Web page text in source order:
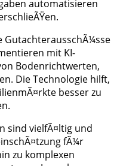
automatisieren
GutachterausschÃ¼sse
mit KI-
Bodenrichtwerten,
Die Technologie hilft,
besser zu
sind vielfÃ¤ltig und
fÃ¼r
zu komplexen